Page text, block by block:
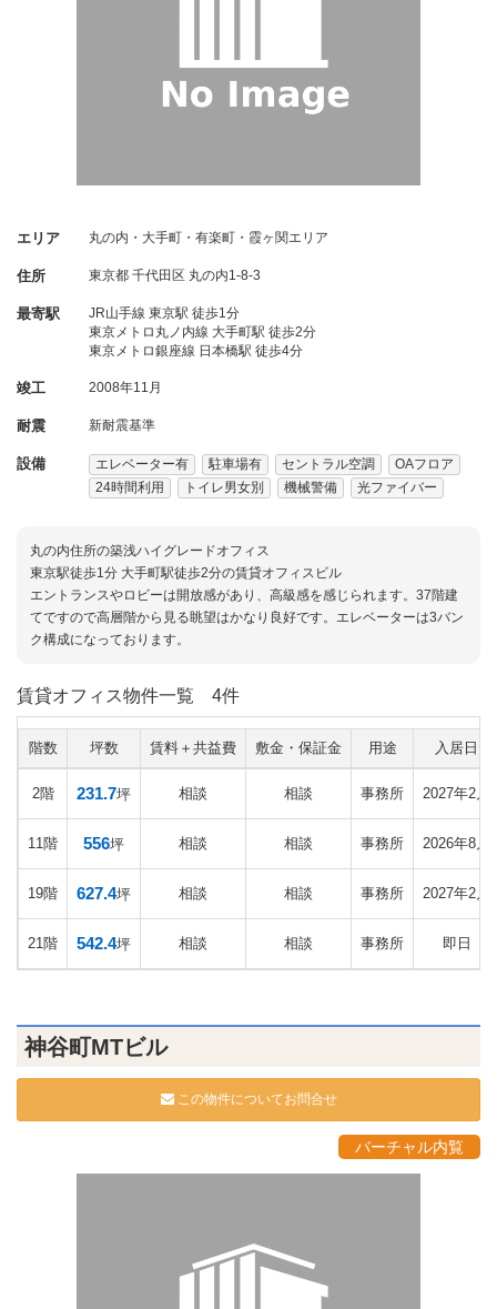
エリア 丸の内・大手町・有楽町・霞ヶ関エリア
住所 東京都 千代田区 丸の内1-8-3
最寄駅
JR山手線 東京駅 徒歩1分
東京メトロ丸ノ内線 大手町駅 徒歩2分
東京メトロ銀座線 日本橋駅 徒歩4分
竣工 2008年11月
耐震 新耐震基準
設備 エレベーター有 駐車場有 セントラル空調
OAフロア
24時間利用
トイレ男女別 機械警備 光ファイバー
丸の内住所の築浅ハイグレードオフィス
東京駅徒歩1分 大手町駅徒歩2分の賃貸オフィスビル
エントランスやロビーは開放感があり、高級感を感じられます。37階建
てですので高層階から見る眺望はかなり良好です。エレベーターは3バン
ク構成になっております。
賃貸オフィス物件一覧 4件
階数 坪数 賃料＋共益費 敷金・保証金 用途 入居日
2階 231.7坪 相談 相談 事務所 2027年2月
11階 556坪 相談 相談 事務所 2026年8月
19階 627.4坪 相談 相談 事務所 2027年2月
21階 542.4坪 相談 相談 事務所 即日
神谷町MTビル
この物件についてお問合せ
バーチャル内覧